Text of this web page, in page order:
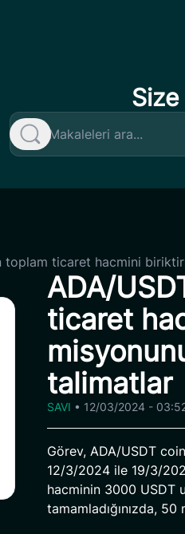
Size
toplam ticaret hacmini
ADA/
ticaret
talimatlar
SAVI • 12/03/2024 -
Görev, ADA/USDT
12/3/2024 ile 19/3/
hacminin 3000 USDT
tamamladığınızda,